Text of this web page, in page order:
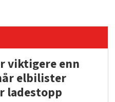
viktigere enn
elbilister
ladestopp